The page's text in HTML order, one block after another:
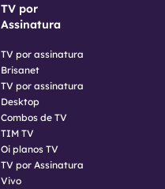
TV por
Assinatura
TV por assinatura
Brisanet
TV por assinatura
Desktop
Combos de TV
TIM TV
Oi planos TV
TV por Assinatura
Vivo